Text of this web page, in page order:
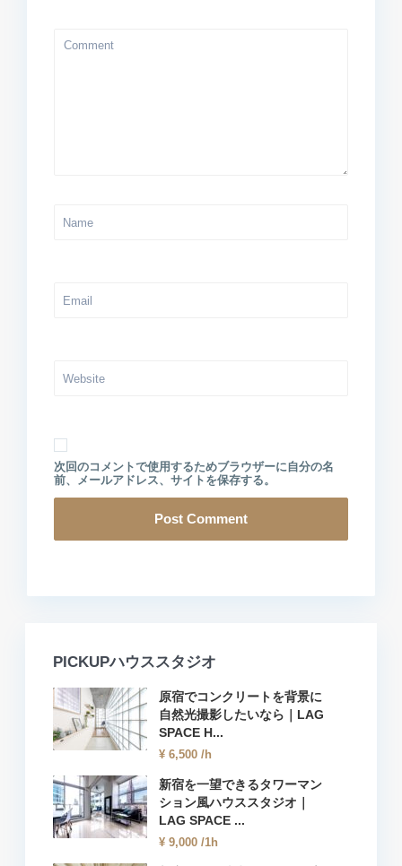
次回のコメントで使用するためブラウザーに自分の名
前、メールアドレス、サイトを保存する。
PICKUPハウススタジオ
原宿でコンクリートを背景に
自然光撮影したいなら｜LAG
SPACE H...
¥ 6,500 /h
新宿を一望できるタワーマン
ション風ハウススタジオ｜
LAG SPACE ...
¥ 9,000 /1h